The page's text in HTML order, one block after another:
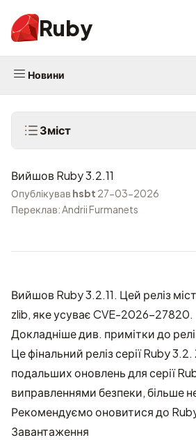
Ruby
Новини
Зміст
Вийшов Ruby 3.2.11
Опублікував hsbt 27-03-2026
Переклав: Andrii Furmanets
Вийшов Ruby 3.2.11. Цей реліз
zlib, яке усуває CVE-2026-27820.
Докладніше див. примітки до
Це фінальний реліз серії Ruby
подальших оновлень для серії
виправленнями безпеки, більше
Рекомендуємо оновитися до
Завантаження